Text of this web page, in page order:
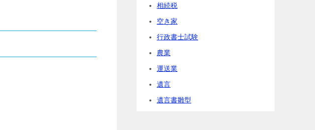
相続税
空き家
行政書士試験
農業
運送業
遺言
遺言書雛型